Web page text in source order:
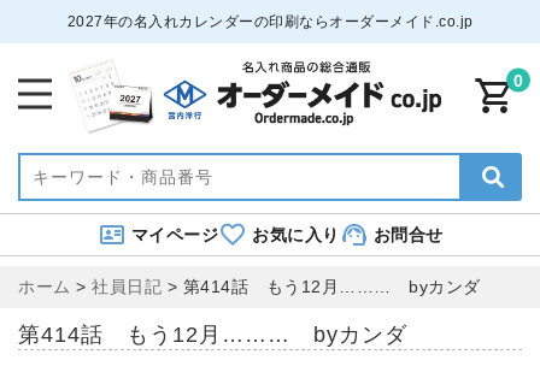
2027年の名入れカレンダーの印刷ならオーダーメイド.co.jp
0
マイページ お気に入り お問合せ
ホーム > 社員日記 > 第414話 もう12月……… byカンダ
第414話 もう12月……… byカンダ